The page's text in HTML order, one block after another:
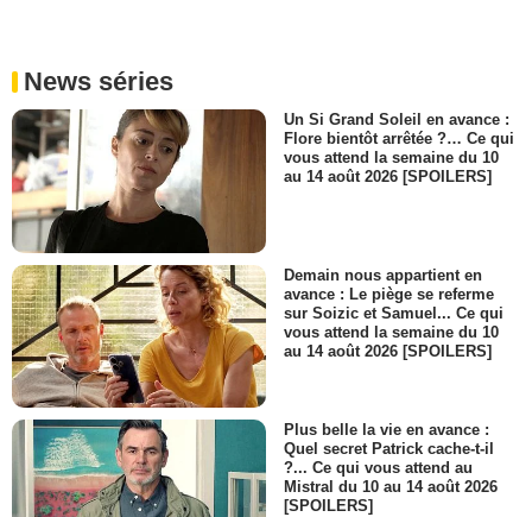
News séries
Un Si Grand Soleil en avance :
Flore bientôt arrêtée ?… Ce qui
vous attend la semaine du 10
au 14 août 2026 [SPOILERS]
Demain nous appartient en
avance : Le piège se referme
sur Soizic et Samuel... Ce qui
vous attend la semaine du 10
au 14 août 2026 [SPOILERS]
Plus belle la vie en avance :
Quel secret Patrick cache-t-il
?... Ce qui vous attend au
Mistral du 10 au 14 août 2026
[SPOILERS]